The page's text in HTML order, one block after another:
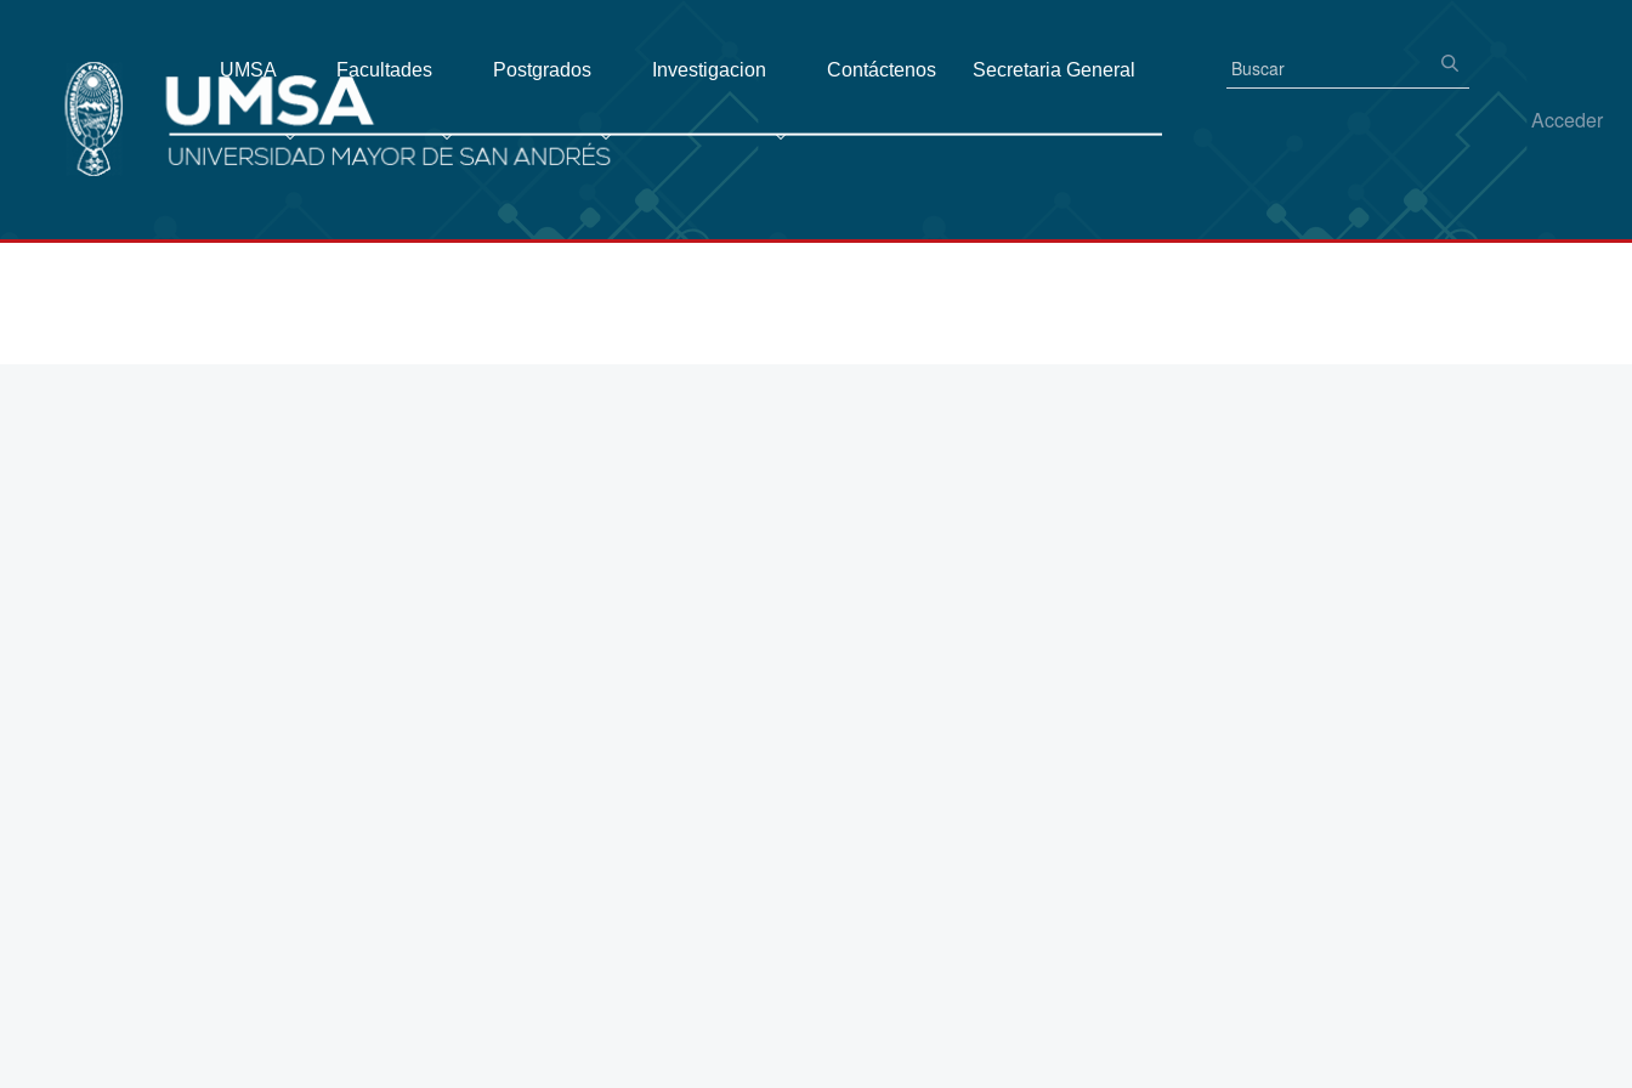
Acceder
UMSA Facultades Postgrados Investigacion Contáctenos Secretaria General